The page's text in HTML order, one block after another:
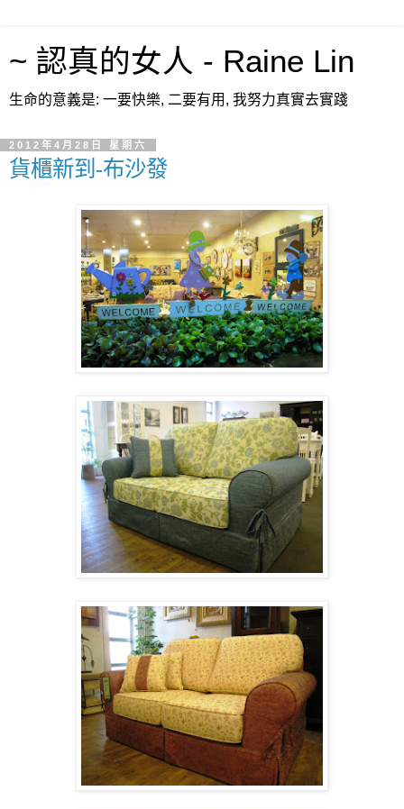
~ 認真的女人 - Raine Lin
生命的意義是: 一要快樂, 二要有用, 我努力真實去實踐
2012年4月28日 星期六
貨櫃新到-布沙發